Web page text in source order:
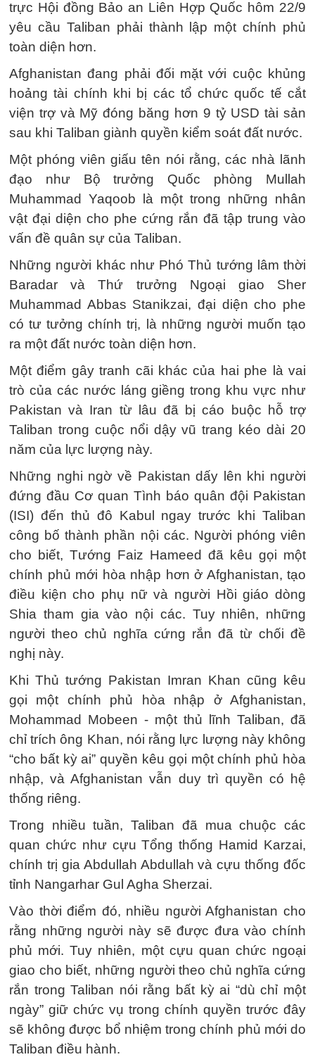
trực Hội đồng Bảo an Liên Hợp Quốc hôm 22/9
yêu cầu Taliban phải thành lập một chính phủ
toàn diện hơn.
Afghanistan đang phải đối mặt với cuộc khủng
hoảng tài chính khi bị các tổ chức quốc tế cắt
viện trợ và Mỹ đóng băng hơn 9 tỷ USD tài sản
sau khi Taliban giành quyền kiểm soát đất nước.
Một phóng viên giấu tên nói rằng, các nhà lãnh
đạo như Bộ trưởng Quốc phòng Mullah
Muhammad Yaqoob là một trong những nhân
vật đại diện cho phe cứng rắn đã tập trung vào
vấn đề quân sự của Taliban.
Những người khác như Phó Thủ tướng lâm thời
Baradar và Thứ trưởng Ngoại giao Sher
Muhammad Abbas Stanikzai, đại diện cho phe
có tư tưởng chính trị, là những người muốn tạo
ra một đất nước toàn diện hơn.
Một điểm gây tranh cãi khác của hai phe là vai
trò của các nước láng giềng trong khu vực như
Pakistan và Iran từ lâu đã bị cáo buộc hỗ trợ
Taliban trong cuộc nổi dậy vũ trang kéo dài 20
năm của lực lượng này.
Những nghi ngờ về Pakistan dấy lên khi người
đứng đầu Cơ quan Tình báo quân đội Pakistan
(ISI) đến thủ đô Kabul ngay trước khi Taliban
công bố thành phần nội các. Người phóng viên
cho biết, Tướng Faiz Hameed đã kêu gọi một
chính phủ mới hòa nhập hơn ở Afghanistan, tạo
điều kiện cho phụ nữ và người Hồi giáo dòng
Shia tham gia vào nội các. Tuy nhiên, những
người theo chủ nghĩa cứng rắn đã từ chối đề
nghị này.
Khi Thủ tướng Pakistan Imran Khan cũng kêu
gọi một chính phủ hòa nhập ở Afghanistan,
Mohammad Mobeen - một thủ lĩnh Taliban, đã
chỉ trích ông Khan, nói rằng lực lượng này không
“cho bất kỳ ai” quyền kêu gọi một chính phủ hòa
nhập, và Afghanistan vẫn duy trì quyền có hệ
thống riêng.
Trong nhiều tuần, Taliban đã mua chuộc các
quan chức như cựu Tổng thống Hamid Karzai,
chính trị gia Abdullah Abdullah và cựu thống đốc
tỉnh Nangarhar Gul Agha Sherzai.
Vào thời điểm đó, nhiều người Afghanistan cho
rằng những người này sẽ được đưa vào chính
phủ mới. Tuy nhiên, một cựu quan chức ngoại
giao cho biết, những người theo chủ nghĩa cứng
rắn trong Taliban nói rằng bất kỳ ai “dù chỉ một
ngày” giữ chức vụ trong chính quyền trước đây
sẽ không được bổ nhiệm trong chính phủ mới do
Taliban điều hành.